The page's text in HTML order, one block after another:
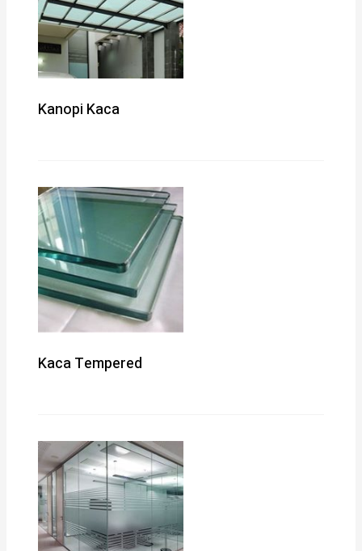
Kanopi Kaca
Kaca Tempered